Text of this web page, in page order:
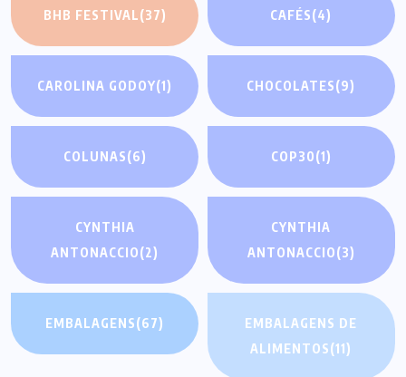
BHB FESTIVAL(37) CAFÉS(4)
CAROLINA GODOY(1) CHOCOLATES(9)
COLUNAS(6) COP30(1)
CYNTHIA
ANTONACCIO(2)
CYNTHIA
ANTONACCIO(3)
EMBALAGENS(67)
EMBALAGENS DE
ALIMENTOS(11)